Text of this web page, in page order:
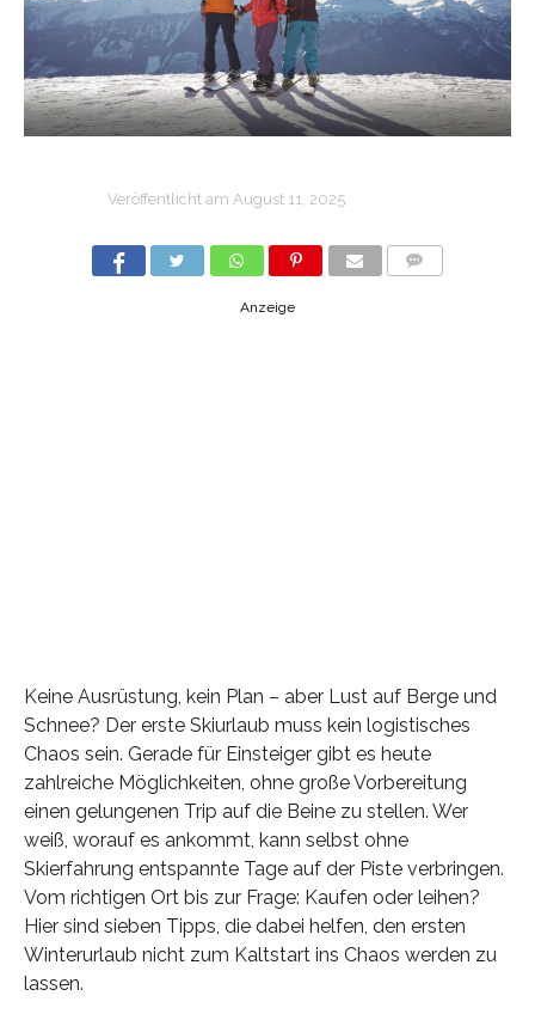
Veröffentlicht am August 11, 2025
Anzeige
Keine Ausrüstung, kein Plan – aber Lust auf Berge und
Schnee? Der erste Skiurlaub muss kein logistisches
Chaos sein. Gerade für Einsteiger gibt es heute
zahlreiche Möglichkeiten, ohne große Vorbereitung
einen gelungenen Trip auf die Beine zu stellen. Wer
weiß, worauf es ankommt, kann selbst ohne
Skierfahrung entspannte Tage auf der Piste verbringen.
Vom richtigen Ort bis zur Frage: Kaufen oder leihen?
Hier sind sieben Tipps, die dabei helfen, den ersten
Winterurlaub nicht zum Kaltstart ins Chaos werden zu
lassen.